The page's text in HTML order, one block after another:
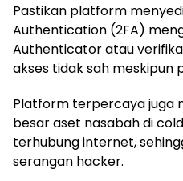
Pastikan platform
Authentication (2FA)
Authenticator atau
akses tidak sah meskipun
Platform terpercaya juga
besar aset nasabah di
terhubung internet,
serangan hacker.